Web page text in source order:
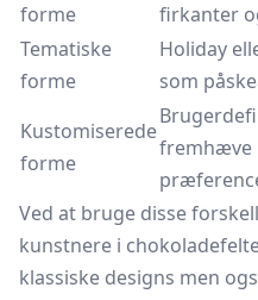
forme
firkanter
Tematiske
forme
Holiday
som
Kustomiserede
forme
fremhæve
Ved at bruge disse
kunstnere i
klassiske designs men